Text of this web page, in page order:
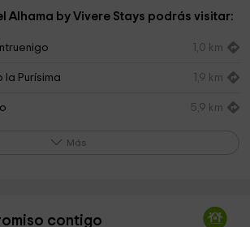
Alhama by Vivere Stays podrás visitar:
1,0 km
la Purísima 1,9 km
5,9 km
Más
contigo